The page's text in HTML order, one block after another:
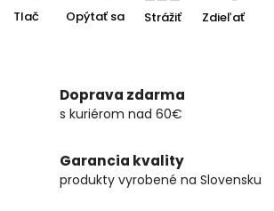
Tlač Opýtať sa Strážiť Zdieľať
Doprava zdarma
s kuriérom nad 60€
Garancia kvality
produkty vyrobené na Slovensku